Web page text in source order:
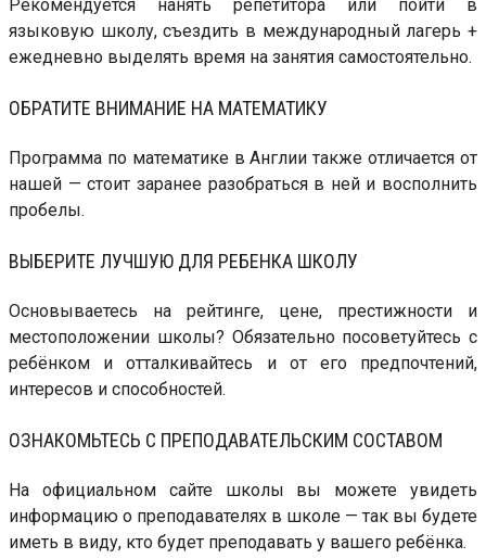
Рекомендуется нанять репетитора или пойти в
языковую школу, съездить в международный лагерь +
ежедневно выделять время на занятия самостоятельно.
ОБРАТИТЕ ВНИМАНИЕ НА МАТЕМАТИКУ
Программа по математике в Англии также отличается от
нашей — стоит заранее разобраться в ней и восполнить
пробелы.
ВЫБЕРИТЕ ЛУЧШУЮ ДЛЯ РЕБЕНКА ШКОЛУ
Основываетесь на рейтинге, цене, престижности и
местоположении школы? Обязательно посоветуйтесь с
ребёнком и отталкивайтесь и от его предпочтений,
интересов и способностей.
ОЗНАКОМЬТЕСЬ С ПРЕПОДАВАТЕЛЬСКИМ СОСТАВОМ
На официальном сайте школы вы можете увидеть
информацию о преподавателях в школе — так вы будете
иметь в виду, кто будет преподавать у вашего ребёнка.